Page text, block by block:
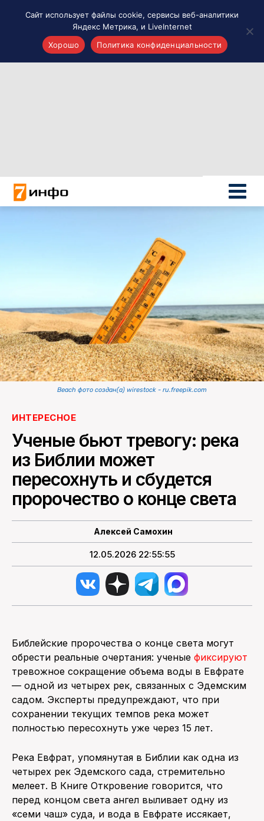
Новости России
Политика
Новости мира
ПОИСК ПО САЙТУ
Beach фото создан(а) wirestock - ru.freepik.com
ИНТЕРЕСНОЕ
Ученые бьют тревогу: река
из Библии может
пересохнуть и сбудется
пророчество о конце света
Алексей Самохин
12.05.2026 22:55:55
Библейские пророчества о конце света могут
обрести реальные очертания: ученые фиксируют
тревожное сокращение объема воды в Евфрате
— одной из четырех рек, связанных с Эдемским
садом. Эксперты предупреждают, что при
сохранении текущих темпов река может
полностью пересохнуть уже через 15 лет.
Река Евфрат, упомянутая в Библии как одна из
четырех рек Эдемского сада, стремительно
мелеет. В Книге Откровение говорится, что
перед концом света ангел выливает одну из
«семи чаш» суда, и вода в Евфрате иссякает,
Сайт использует файлы cookie, сервисы веб-аналитики
Яндекс Метрика, и LiveInternet
Хорошо
Политика конфиденциальности